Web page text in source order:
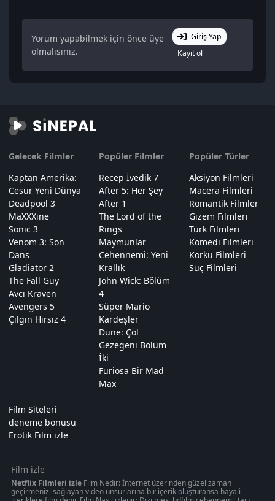
Yorum yapabilmek için önce üye
olmalısınız.
Giriş Yap
Kayıt ol
Gelecek Filmler
Kaptan Amerika:
Cesur Yeni Dünya
Deadpool 3
MaXXXine
Sonic 3
Venom 3: Son
Dans
Gladiator 2
The Fall Guy
Avcı Kraven
Avengers 5
Çılgın Hırsız 4
Popüler Filmler
Recep İvedik 7
After 5: Her Şey
After 1
The Lord of the
Rings
Maymunlar
Cehennemi: Yeni
Krallık
John Wick: Bölüm
4
Süper Mario
Kardeşler
Dune: Çöl
Gezegeni Bölüm
İki
Furiosa Bir Mad
Max
Popüler Türler
Aksiyon Filmleri
Macera Filmleri
Romantik Filmler
Gizem Filmleri
Türk Filmleri
Komedi Filmleri
Korku Filmleri
Suç Filmleri
Film Siteleri
deneme bonusu
Erotik Film izle
Film izle
Netflix Filmleri izleFilm Nedir: İnternet üzerinden güzel zaman
geçirmenizi sağlayan video unsurlarına bir içerik oluşturansa hayali